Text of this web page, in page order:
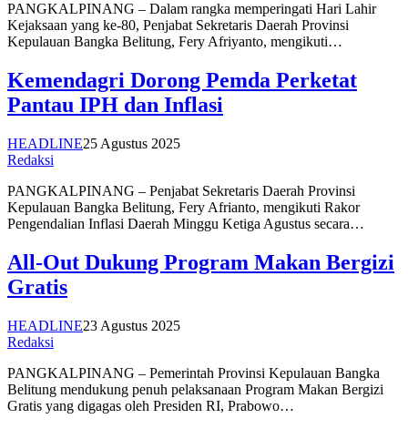
PANGKALPINANG – Dalam rangka memperingati Hari Lahir
Kejaksaan yang ke-80, Penjabat Sekretaris Daerah Provinsi
Kepulauan Bangka Belitung, Fery Afriyanto, mengikuti…
Kemendagri Dorong Pemda Perketat
Pantau IPH dan Inflasi
HEADLINE25 Agustus 2025
Redaksi
PANGKALPINANG – Penjabat Sekretaris Daerah Provinsi
Kepulauan Bangka Belitung, Fery Afrianto, mengikuti Rakor
Pengendalian Inflasi Daerah Minggu Ketiga Agustus secara…
All-Out Dukung Program Makan Bergizi
Gratis
HEADLINE23 Agustus 2025
Redaksi
PANGKALPINANG – Pemerintah Provinsi Kepulauan Bangka
Belitung mendukung penuh pelaksanaan Program Makan Bergizi
Gratis yang digagas oleh Presiden RI, Prabowo…